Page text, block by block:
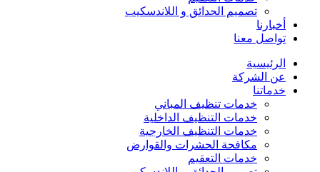
تصميم الحدائق و اللاندسكيب
أخبارنا
تواصل معنا
الرئيسية
عن الشركة
خدماتنا
خدمات تنظيف المباني
خدمات التنظيف الداخلية
خدمات التنظيف الخارجية
مكافحة الحشرات والقوارض
خدمات التعقيم